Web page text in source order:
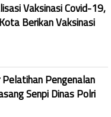
Vaksinasi Covid-19,
Berikan Vaksinasi
Pengenalan
Senpi Dinas Polri